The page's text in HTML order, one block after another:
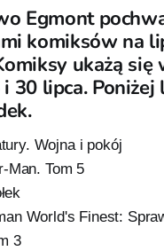
Egmont
komiksów na
ukażą się
30 lipca. Poniżej
Wojna i pokój
Man. Tom 5
World's Finest:
3